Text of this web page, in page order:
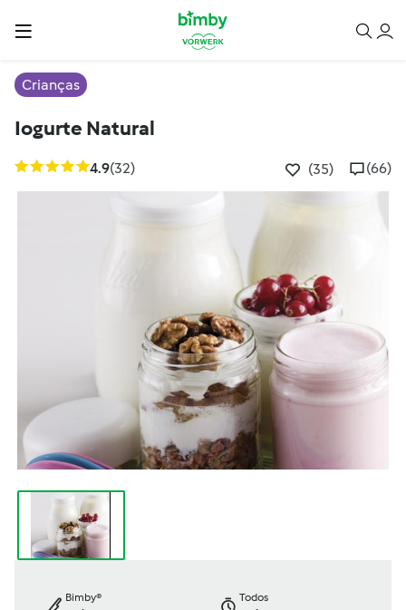
Crianças
Iogurte Natural
4.9(32) (35) (66)
Bimby®
Todos